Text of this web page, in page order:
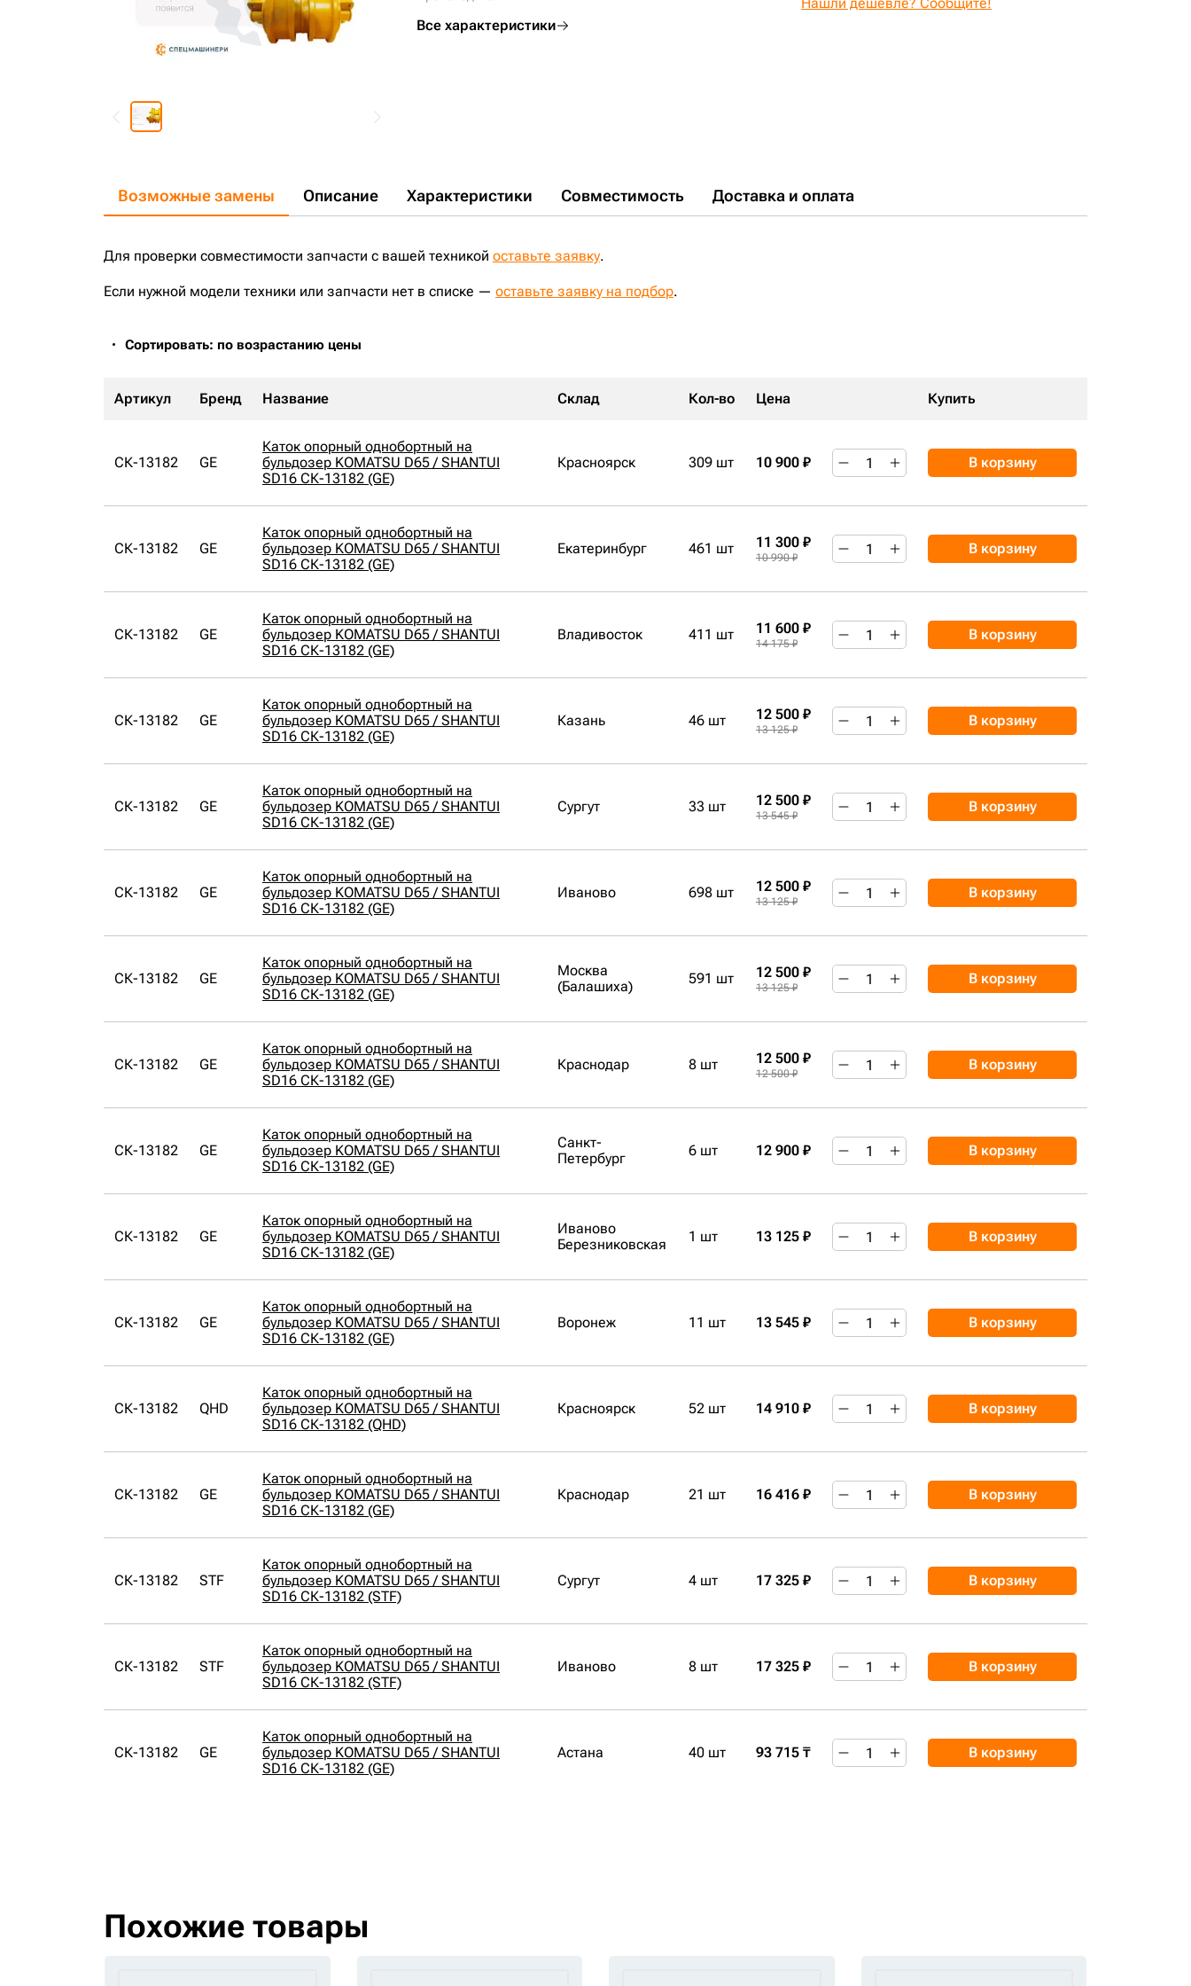
Все характеристики
Возможные замены Описание Характеристики Совместимость Доставка и оплата
Для проверки совместимости запчасти с вашей техникой оставьте заявку.
Если нужной модели техники или запчасти нет в списке — оставьте заявку на подбор.
Сортировать: по возрастанию цены
Артикул Бренд Название Склад Кол-во Цена Купить
СК-13182 GE
Каток опорный однобортный на
бульдозер KOMATSU D65 / SHANTUI
SD16 СК-13182 (GE)
Красноярск 309 шт 10 900 ₽ В корзину
СК-13182 GE
Каток опорный однобортный на
бульдозер KOMATSU D65 / SHANTUI
SD16 СК-13182 (GE)
Екатеринбург 461 шт 11 300 ₽
10 990 ₽
В корзину
СК-13182 GE
Каток опорный однобортный на
бульдозер KOMATSU D65 / SHANTUI
SD16 СК-13182 (GE)
Владивосток 411 шт 11 600 ₽
14 175 ₽
В корзину
СК-13182 GE
Каток опорный однобортный на
бульдозер KOMATSU D65 / SHANTUI
SD16 СК-13182 (GE)
Казань 46 шт 12 500 ₽
13 125 ₽
В корзину
СК-13182 GE
Каток опорный однобортный на
бульдозер KOMATSU D65 / SHANTUI
SD16 СК-13182 (GE)
Сургут 33 шт 12 500 ₽
13 545 ₽
В корзину
СК-13182 GE
Каток опорный однобортный на
бульдозер KOMATSU D65 / SHANTUI
SD16 СК-13182 (GE)
Иваново 698 шт 12 500 ₽
13 125 ₽
В корзину
СК-13182 GE
Каток опорный однобортный на
бульдозер KOMATSU D65 / SHANTUI
SD16 СК-13182 (GE)
Москва
(Балашиха)
591 шт 12 500 ₽
13 125 ₽
В корзину
СК-13182 GE
Каток опорный однобортный на
бульдозер KOMATSU D65 / SHANTUI
SD16 СК-13182 (GE)
Краснодар 8 шт 12 500 ₽
12 500 ₽
В корзину
СК-13182 GE
Каток опорный однобортный на
бульдозер KOMATSU D65 / SHANTUI
SD16 СК-13182 (GE)
Санкт-
Петербург
6 шт 12 900 ₽ В корзину
СК-13182 GE
Каток опорный однобортный на
бульдозер KOMATSU D65 / SHANTUI
SD16 СК-13182 (GE)
Иваново
Березниковская
1 шт 13 125 ₽ В корзину
СК-13182 GE
Каток опорный однобортный на
бульдозер KOMATSU D65 / SHANTUI
SD16 СК-13182 (GE)
Воронеж 11 шт 13 545 ₽ В корзину
СК-13182 QHD
Каток опорный однобортный на
бульдозер KOMATSU D65 / SHANTUI
SD16 СК-13182 (QHD)
Красноярск 52 шт 14 910 ₽ В корзину
СК-13182 GE
Каток опорный однобортный на
бульдозер KOMATSU D65 / SHANTUI
SD16 СК-13182 (GE)
Краснодар 21 шт 16 416 ₽ В корзину
СК-13182 STF
Каток опорный однобортный на
бульдозер KOMATSU D65 / SHANTUI
SD16 СК-13182 (STF)
Сургут 4 шт 17 325 ₽ В корзину
СК-13182 STF
Каток опорный однобортный на
бульдозер KOMATSU D65 / SHANTUI
SD16 СК-13182 (STF)
Иваново 8 шт 17 325 ₽ В корзину
СК-13182 GE
Каток опорный однобортный на
бульдозер KOMATSU D65 / SHANTUI
SD16 СК-13182 (GE)
Астана 40 шт 93 715 ₸ В корзину
Похожие товары